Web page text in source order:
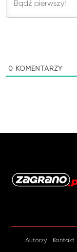
0 KOMENTARZY
Autorzy Kontakt